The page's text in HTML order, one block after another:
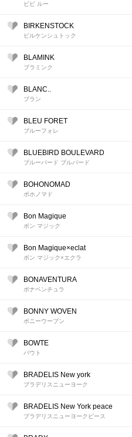
ビビ ルー
BIRKENSTOCK
ビルケンシュトック
BLAMINK
ブラミンク
BLANC..
ブラン
BLEU FORET
ブルーフォレ
BLUEBIRD BOULEVARD
ブルーバード ブルバード
BOHONOMAD
ボホノマド
Bon Magique
ボン マジック
Bon Magique×eclat
ボン マジック×エクラ
BONAVENTURA
ボナベンチュラ
BONNY WOVEN
ボニーウーブン
BOWTE
バウト
BRADELIS New york
ブラデリスニューヨーク
BRADELIS New York peace
ブラデリスニューヨークピース